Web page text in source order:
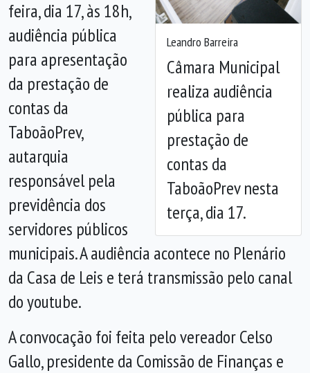
Leandro Barreira
Câmara Municipal
realiza audiência
pública para
prestação de
contas da
TaboãoPrev nesta
terça, dia 17.
Anterior
feira, dia 17, às 18h,
audiência pública
para apresentação
da prestação de
contas da
TaboãoPrev,
autarquia
responsável pela
previdência dos
servidores públicos
municipais. A audiência acontece no Plenário
da Casa de Leis e terá transmissão pelo canal
do youtube.
A convocação foi feita pelo vereador Celso
Gallo, presidente da Comissão de Finanças e